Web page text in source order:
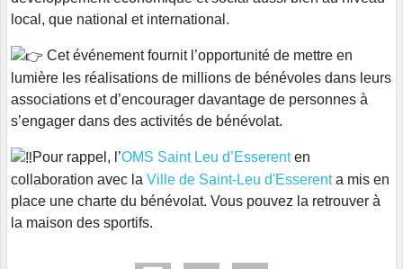
local, que national et international.
Cet événement fournit l’opportunité de mettre en
lumière les réalisations de millions de bénévoles dans leurs
associations et d’encourager davantage de personnes à
s’engager dans des activités de bénévolat.
Pour rappel, l’OMS Saint Leu d’Esserenten
collaboration avec la Ville de Saint-Leu d'Esserenta mis en
place une charte du bénévolat. Vous pouvez la retrouver à
la maison des sportifs.